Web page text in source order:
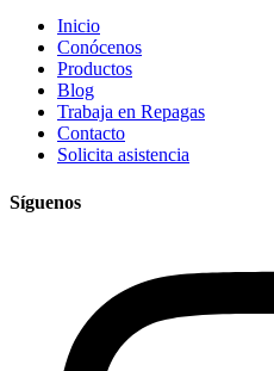
Inicio
Conócenos
Productos
Blog
Trabaja en Repagas
Contacto
Solicita asistencia
Síguenos